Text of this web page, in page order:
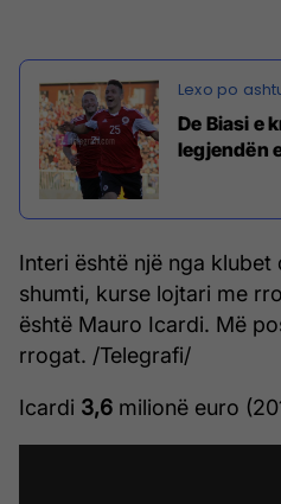
De Biasi e
legjendën
Interi është një nga klubet
shumti, kurse lojtari me
është Mauro Icardi. Më
rrogat. /Telegrafi/
Icardi 3,6 milionë euro